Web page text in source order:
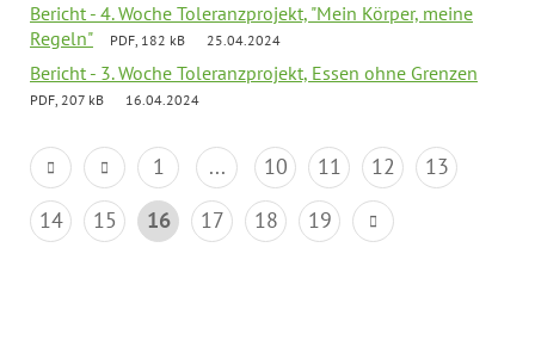
Bericht - 4. Woche Toleranzprojekt, "Mein Körper, meine
Regeln"
PDF, 182 kB 25.04.2024
Bericht - 3. Woche Toleranzprojekt, Essen ohne Grenzen
PDF, 207 kB 16.04.2024
1 ... 10 11 12
13
14
15 16 17 18 19